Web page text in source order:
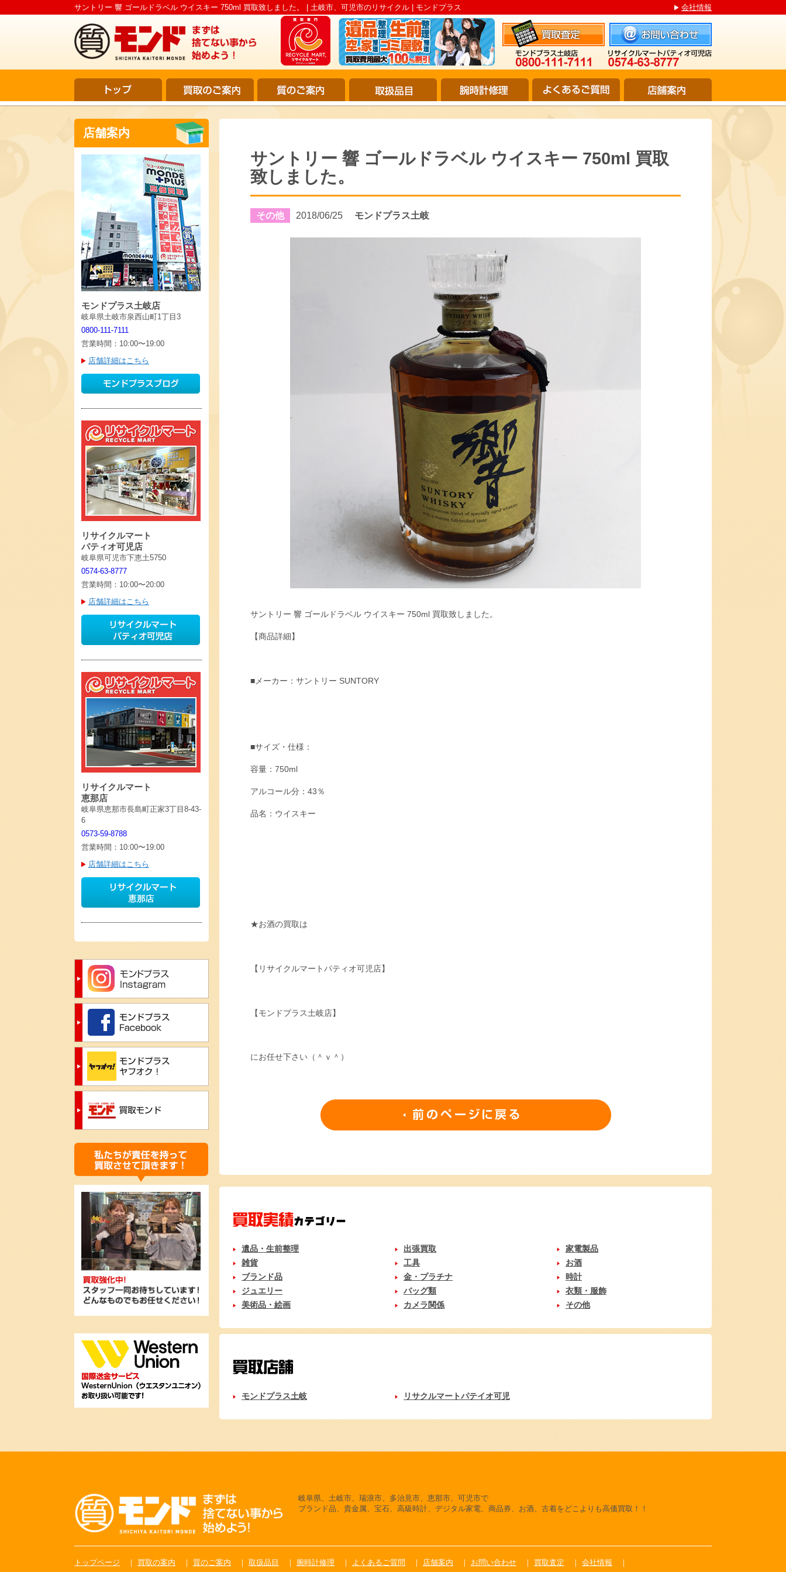
サントリー 響 ゴールドラベル ウイスキー 750ml 買取致しました。 | 土岐市、可児市のリサイクル | モンドプラス 会社情報
サントリー 響 ゴールドラベル ウイスキー 750ml 買取
致しました。
その他 2018/06/25 モンドプラス土岐
サントリー 響 ゴールドラベル ウイスキー 750ml 買取致しました。
【商品詳細】
■メーカー：サントリー SUNTORY
■サイズ・仕様：
容量：750ml
アルコール分：43％
品名：ウイスキー
★お酒の買取は
【リサイクルマートパティオ可児店】
【モンドプラス土岐店】
にお任せ下さい（＾ｖ＾）
遺品・生前整理 出張買取
家電製品
雑貨
工具
お酒
ブランド品
金・プラチナ
時計
ジュエリー
バッグ類
衣類・服飾
美術品・絵画
カメラ関係 その他
モンドプラス土岐 リサクルマートパテイオ可児
店舗案内
モンドプラス土岐店
岐阜県土岐市泉西山町1丁目3
0800-111-7111
営業時間：10:00〜19:00
店舗詳細はこちら
リサイクルマート
パティオ可児店
岐阜県可児市下恵土5750
0574-63-8777
営業時間：10:00〜20:00
店舗詳細はこちら
リサイクルマート
恵那店
岐阜県恵那市長島町正家3丁目8-43-
6
0573-59-8788
営業時間：10:00〜19:00
店舗詳細はこちら
岐阜県、土岐市、瑞浪市、多治見市、恵那市、可児市で
ブランド品、貴金属、宝石、高級時計、デジタル家電、商品券、お酒、古着をどこよりも高価買取！！
トップページ 買取の案内 質のご案内 取扱品目 腕時計修理 よくあるご質問 店舗案内 お問い合わせ 買取査定 会社情報